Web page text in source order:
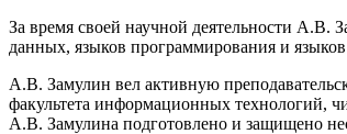
За время своей научной деятельности А.В.
данных, языков программирования и
А.В. Замулин вел активную
факультета информационных
А.В. Замулина подготовлено и защищено